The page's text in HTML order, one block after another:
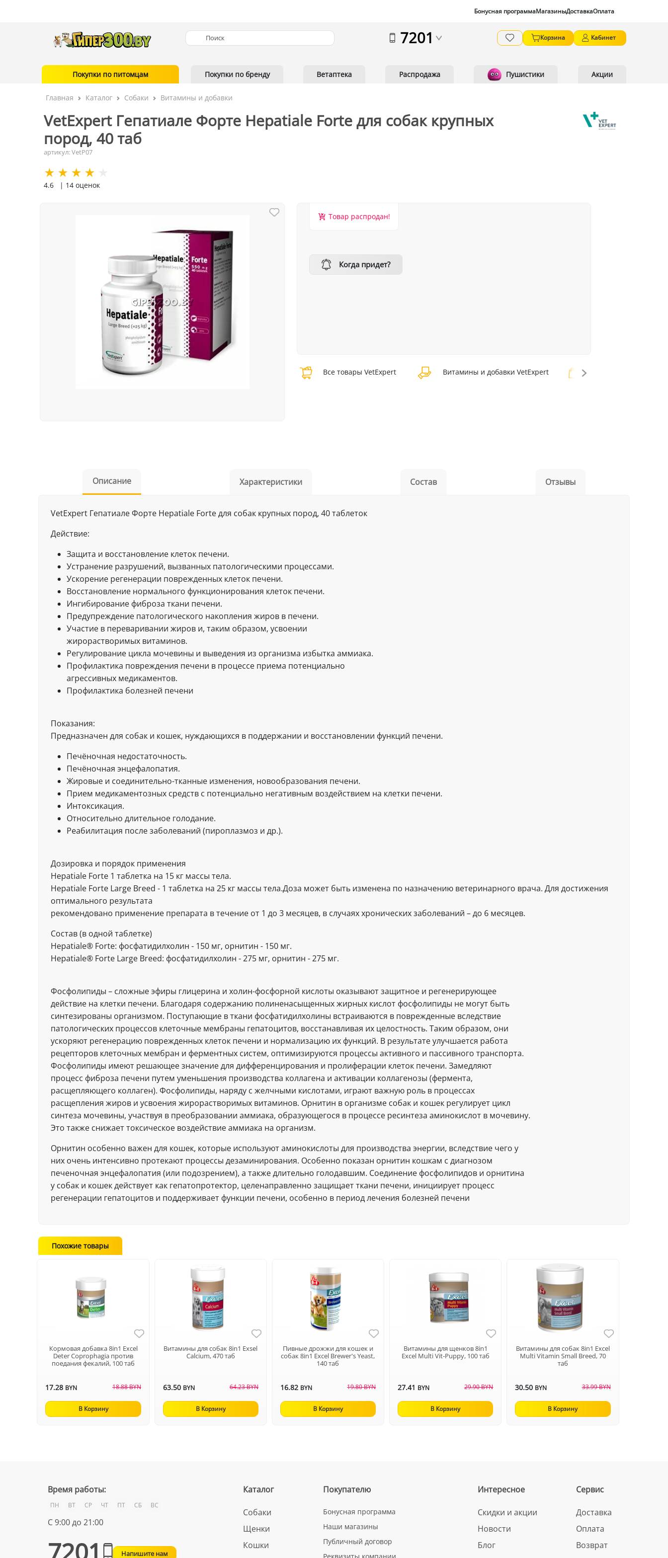
Бонусная программаМагазиныДоставкаОплата
7201 Корзина Кабинет
Покупки по питомцам Покупки по бренду Ветаптека Распродажа Пушистики Акции
Главная Каталог Собаки Витамины и добавки
VetExpert Гепатиале Форте Hepatiale Forte для собак крупных
пород, 40 таб
артикул: VetP07
4.6 | 14 оценок
Товар распродан!
Когда придет?
Все товары VetExpert Витамины и добавки VetExpert Витамины и добавки
Описание Характеристики Состав Отзывы
VetExpert Гепатиале Форте Hepatiale Forte для собак крупных пород, 40 таблеток
Действие:
Защита и восстановление клеток печени.
Устранение разрушений, вызванных патологическими процессами.
Ускорение регенерации поврежденных клеток печени.
Восстановление нормального функционирования клеток печени.
Ингибирование фиброза ткани печени.
Предупреждение патологического накопления жиров в печени.
Участие в переваривании жиров и, таким образом, усвоении
жирорастворимых витаминов.
Регулирование цикла мочевины и выведения из организма избытка аммиака.
Профилактика повреждения печени в процессе приема потенциально
агрессивных медикаментов.
Профилактика болезней печени
Показания:
Предназначен для собак и кошек, нуждающихся в поддержании и восстановлении функций печени.
Печёночная недостаточность.
Печёночная энцефалопатия.
Жировые и соединительно-тканные изменения, новообразования печени.
Прием медикаментозных средств с потенциально негативным воздействием на клетки печени.
Интоксикация.
Относительно длительное голодание.
Реабилитация после заболеваний (пироплазмоз и др.).
Дозировка и порядок применения
Hepatiale Forte 1 таблетка на 15 кг массы тела.
Hepatiale Forte Large Breed - 1 таблетка на 25 кг массы тела.Доза может быть изменена по назначению ветеринарного врача. Для достижения
оптимального результата
рекомендовано применение препарата в течение от 1 до 3 месяцев, в случаях хронических заболеваний – до 6 месяцев.
Состав (в одной таблетке)
Hepatiale® Forte: фосфатидилхолин - 150 мг, орнитин - 150 мг.
Hepatiale® Forte Large Breed: фосфатидилхолин - 275 мг, орнитин - 275 мг.
Фосфолипиды – сложные эфиры глицерина и холин-фосфорной кислоты оказывают защитное и регенерирующее
действие на клетки печени. Благодаря содержанию полиненасыщенных жирных кислот фосфолипиды не могут быть
синтезированы организмом. Поступающие в ткани фосфатидилхолины встраиваются в поврежденные вследствие
патологических процессов клеточные мембраны гепатоцитов, восстанавливая их целостность. Таким образом, они
ускоряют регенерацию поврежденных клеток печени и нормализацию их функций. В результате улучшается работа
рецепторов клеточных мембран и ферментных систем, оптимизируются процессы активного и пассивного транспорта.
Фосфолипиды имеют решающее значение для дифференцирования и пролиферации клеток печени. Замедляют
процесс фиброза печени путем уменьшения производства коллагена и активации коллагенозы (фермента,
расщепляющего коллаген). Фосфолипиды, наряду с желчными кислотами, играют важную роль в процессах
расщепления жиров и усвоения жирорастворимых витаминов. Орнитин в организме собак и кошек регулирует цикл
синтеза мочевины, участвуя в преобразовании аммиака, образующегося в процессе ресинтеза аминокислот в мочевину.
Это также снижает токсическое воздействие аммиака на организм.
Орнитин особенно важен для кошек, которые используют аминокислоты для производства энергии, вследствие чего у
них очень интенсивно протекают процессы дезаминирования. Особенно показан орнитин кошкам с диагнозом
печеночная энцефалопатия (или подозрением), а также длительно голодавшим. Соединение фосфолипидов и орнитина
у собак и кошек действует как гепатопротектор, целенаправленно защищает ткани печени, инициирует процесс
регенерации гепатоцитов и поддерживает функции печени, особенно в период лечения болезней печени
Похожие товары
Кормовая добавка 8in1 Excel
Deter Coprophagia против
поедания фекалий, 100 таб
17.28 BYN 18.88 BYN
В Корзину
Витамины для собак 8in1 Exsel
Calcium, 470 таб
63.50 BYN 64.23 BYN
В Корзину
Пивные дрожжи для кошек и
собак 8in1 Excel Brewer's Yeast,
140 таб
16.82 BYN 19.80 BYN
В Корзину
Витамины для щенков 8in1
Excel Multi Vit-Puppy, 100 таб
27.41 BYN 29.90 BYN
В Корзину
Витамины для собак 8in1 Excel
Multi Vitamin Small Breed, 70
таб
30.50 BYN 33.99 BYN
В Корзину
Время работы:
ПН ВТ СР ЧТ ПТ СБ ВС
С 9:00 до 21:00
Напишите нам
Каталог
Собаки
Щенки
Кошки
Покупателю
Бонусная программа
Наши магазины
Публичный договор
Интересное
Скидки и акции
Новости
Блог
Сервис
Доставка
Оплата
Возврат